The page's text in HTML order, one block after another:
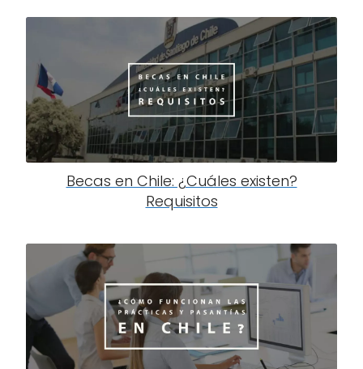
Becas en Chile: ¿Cuáles existen?
Requisitos